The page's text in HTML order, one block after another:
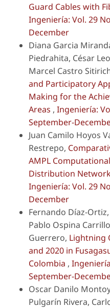
Guard Cables with
Ingeniería: Vol. 29
December
Diana Garcia
Piedrahita, César
Marcel Castro
and Participatory
Making for the
Areas , Ingeniería:
September-
Juan Camilo Hoyos
Restrepo,
AMPL
Distribution
Ingeniería: Vol. 29
December
Fernando Díaz-
Pablo Ospina
Guerrero, Lightning
and 2020 in
Colombia ,
September-
Oscar Danilo
Pulgarín Rivera,